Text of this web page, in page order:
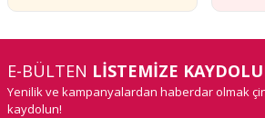
E-BÜLTEN LİSTEMİZE
Yenilik ve kampanyalardan haberdar olmak
kaydolun!